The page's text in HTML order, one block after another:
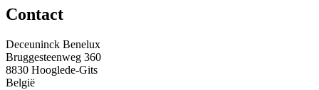
Contact
Deceuninck Benelux
Bruggesteenweg 360
8830 Hooglede-Gits
België